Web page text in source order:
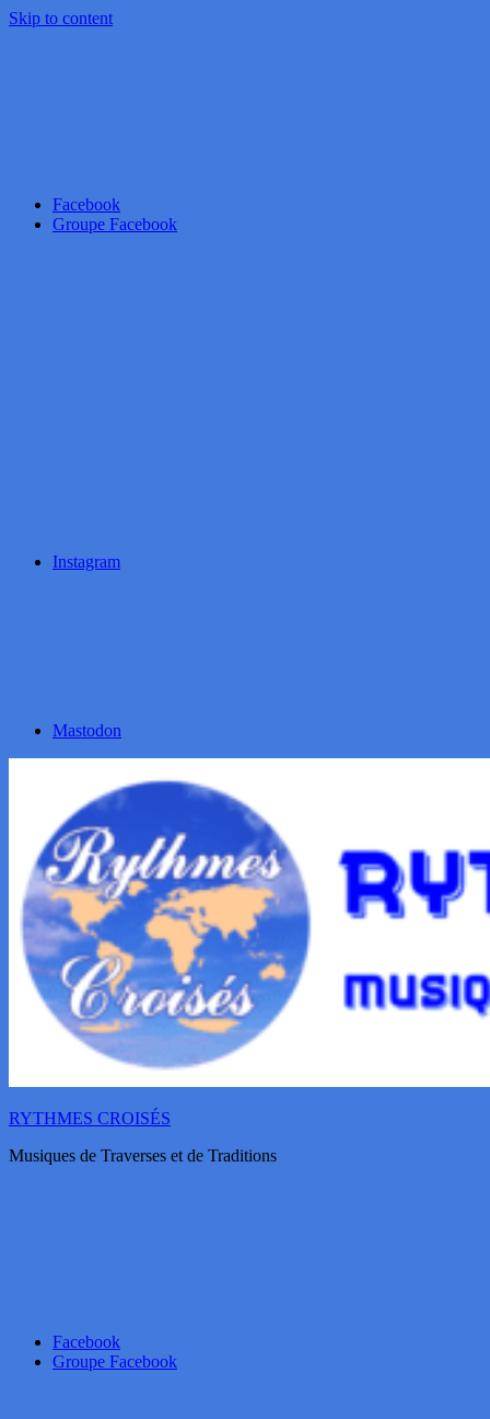
Skip to content
Facebook
Groupe Facebook
Instagram
Mastodon
RYTHMES CROISÉS
Musiques de Traverses et de Traditions
Facebook
Groupe Facebook